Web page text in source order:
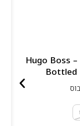
הוגו בוס בוטלד ביונד לאישה אדפ – Hugo Boss